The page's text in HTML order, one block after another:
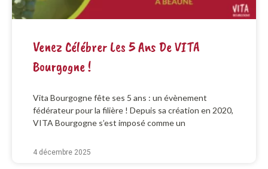
Venez Célébrer Les 5 Ans De VITA
Bourgogne !
Vita Bourgogne fête ses 5 ans : un évènement
fédérateur pour la filière ! Depuis sa création en 2020,
VITA Bourgogne s’est imposé comme un
4 décembre 2025